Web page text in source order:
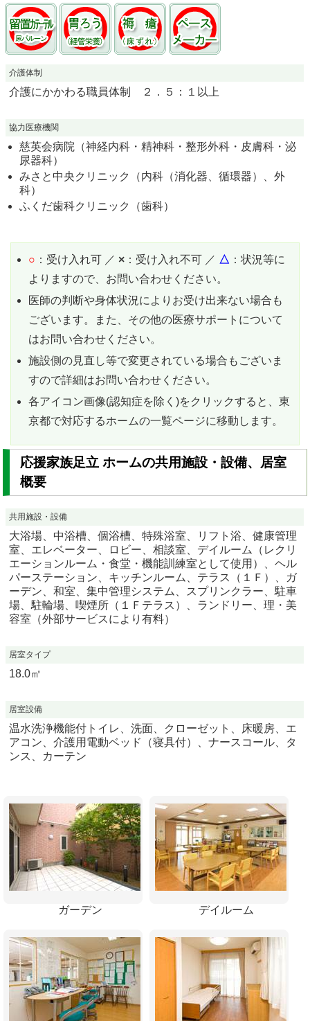
介護体制
介護にかかわる職員体制 ２．５：１以上
協力医療機関
慈英会病院（神経内科・精神科・整形外科・皮膚科・泌
尿器科）
みさと中央クリニック（内科（消化器、循環器）、外
科）
ふくだ歯科クリニック（歯科）
○ ：受け入れ可 ／ × ：受け入れ不可 ／ △ ：状況等に
よりますので、お問い合わせください。
医師の判断や身体状況によりお受け出来ない場合も
ございます。また、その他の医療サポートについて
はお問い合わせください。
施設側の見直し等で変更されている場合もございま
すので詳細はお問い合わせください。
各アイコン画像(認知症を除く)をクリックすると、東
京都で対応するホームの一覧ページに移動します。
応援家族足立 ホームの共用施設・設備、居室
概要
共用施設・設備
大浴場、中浴槽、個浴槽、特殊浴室、リフト浴、健康管理
室、エレベーター、ロビー、相談室、デイルーム（レクリ
エーションルーム・食堂・機能訓練室として使用）、ヘル
パーステーション、キッチンルーム、テラス（１Ｆ）、ガ
ーデン、和室、集中管理システム、スプリンクラー、駐車
場、駐輪場、喫煙所（１Ｆテラス）、ランドリー、理・美
容室（外部サービスにより有料）
居室タイプ
18.0㎡
居室設備
温水洗浄機能付トイレ、洗面、クローゼット、床暖房、エ
アコン、介護用電動ベッド（寝具付）、ナースコール、タ
ンス、カーテン
ガーデン デイルーム